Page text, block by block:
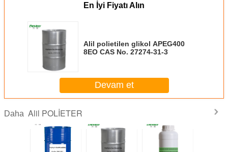
En İyi Fiyatı Alın
Alil polietilen glikol APEG400
8EO CAS No. 27274-31-3
Devam et
Daha Alil POLİETER